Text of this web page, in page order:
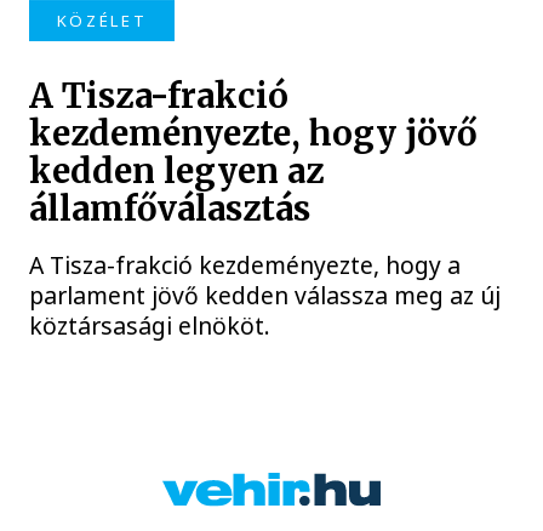
KÖZÉLET
A Tisza-frakció
kezdeményezte, hogy jövő
kedden legyen az
államfőválasztás
A Tisza-frakció kezdeményezte, hogy a
parlament jövő kedden válassza meg az új
köztársasági elnököt.